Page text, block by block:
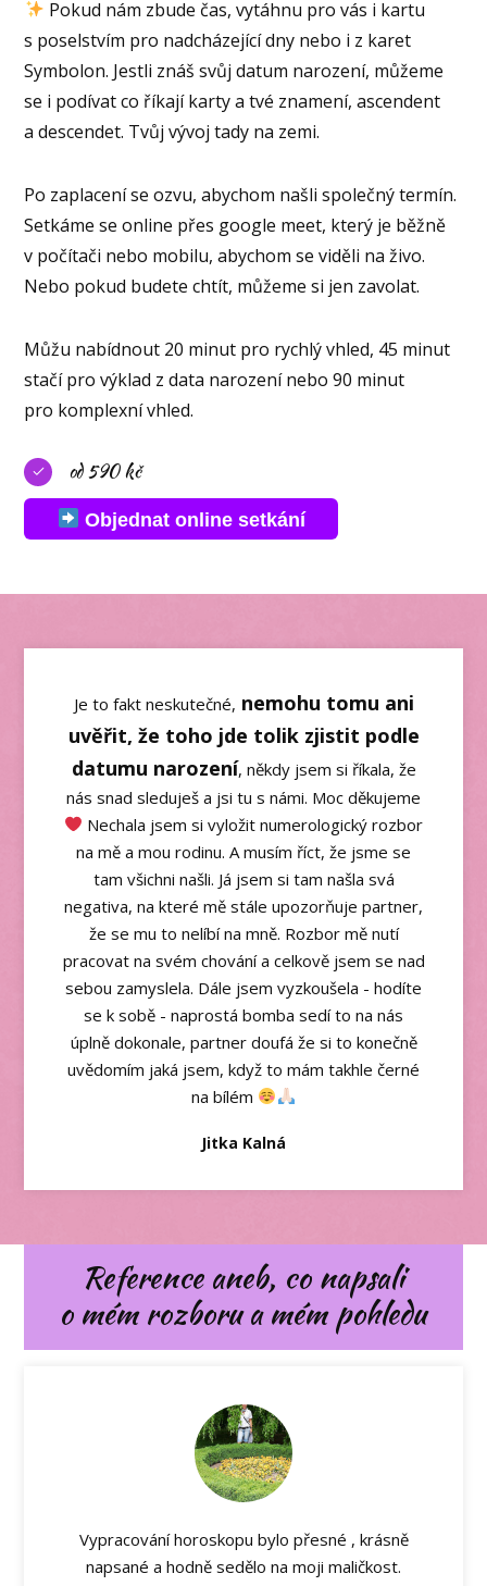
Pokud nám zbude čas, vytáhnu pro vás i kartu
s poselstvím pro nadcházející dny nebo i z karet
Symbolon. Jestli znáš svůj datum narození, můžeme
se i podívat co říkají karty a tvé znamení, ascendent
a descendet. Tvůj vývoj tady na zemi.
Po zaplacení se ozvu, abychom našli společný termín.
Setkáme se online přes google meet, který je běžně
v počítači nebo mobilu, abychom se viděli na živo.
Nebo pokud budete chtít, můžeme si jen zavolat.
Můžu nabídnout 20 minut pro rychlý vhled, 45 minut
stačí pro výklad z data narození nebo 90 minut
pro komplexní vhled.
od 590 kč
Objednat online setkání
Je to fakt neskutečné, nemohu tomu ani
uvěřit, že toho jde tolik zjistit podle
datumu narození, někdy jsem si říkala, že
nás snad sleduješ a jsi tu s námi. Moc děkujeme
Nechala jsem si vyložit numerologický rozbor
na mě a mou rodinu. A musím říct, že jsme se
tam všichni našli. Já jsem si tam našla svá
negativa, na které mě stále upozorňuje partner,
že se mu to nelíbí na mně. Rozbor mě nutí
pracovat na svém chování a celkově jsem se nad
sebou zamyslela. Dále jsem vyzkoušela - hodíte
se k sobě - naprostá bomba sedí to na nás
úplně dokonale, partner doufá že si to konečně
uvědomím jaká jsem, když to mám takhle černé
na bílém
Jitka Kalná
Reference aneb, co napsali
o mém rozboru a mém pohledu
Vypracování horoskopu bylo přesné , krásně
napsané a hodně sedělo na moji maličkost.